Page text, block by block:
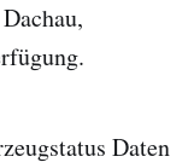
Daten